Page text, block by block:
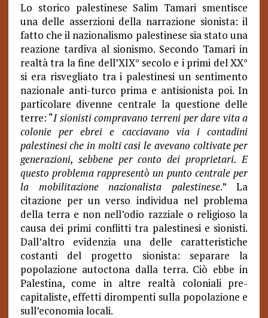
Lo storico palestinese Salim Tamari smentisce
una delle asserzioni della narrazione sionista: il
fatto che il nazionalismo palestinese sia stato una
reazione tardiva al sionismo. Secondo Tamari in
realtà tra la fine dell’XIX° secolo e i primi del XX°
si era risvegliato tra i palestinesi un sentimento
nazionale anti-turco prima e antisionista poi. In
particolare divenne centrale la questione delle
terre: “I sionisti compravano terreni per dare vita a
colonie per ebrei e cacciavano via i contadini
palestinesi che in molti casi le avevano coltivate per
generazioni, sebbene per conto dei proprietari. E
questo problema rappresentò un punto centrale per
la mobilitazione nazionalista palestinese.” La
citazione per un verso individua nel problema
della terra e non nell’odio razziale o religioso la
causa dei primi conflitti tra palestinesi e sionisti.
Dall’altro evidenzia una delle caratteristiche
costanti del progetto sionista: separare la
popolazione autoctona dalla terra. Ciò ebbe in
Palestina, come in altre realtà coloniali pre-
capitaliste, effetti dirompenti sulla popolazione e
sull’economia locali.